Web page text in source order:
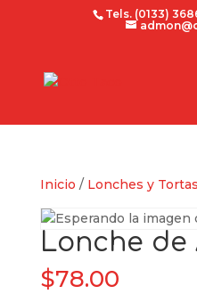
Tels. (0133)
Inicio / Lonches y Tortas
Lonche de
$78.00